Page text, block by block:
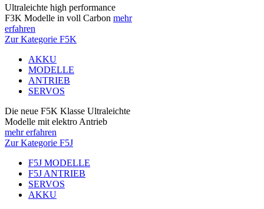
Ultraleichte high performance
F3K Modelle in voll Carbon mehr
erfahren
Zur Kategorie F5K
AKKU
MODELLE
ANTRIEB
SERVOS
Die neue F5K Klasse Ultraleichte
Modelle mit elektro Antrieb
mehr erfahren
Zur Kategorie F5J
F5J MODELLE
F5J ANTRIEB
SERVOS
AKKU